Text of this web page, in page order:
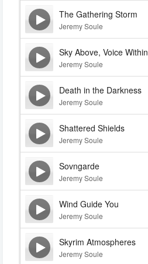
The Gathering Storm
Jeremy Soule
Sky Above, Voice Within
Jeremy Soule
Death in the Darkness
Jeremy Soule
Shattered Shields
Jeremy Soule
Sovngarde
Jeremy Soule
Wind Guide You
Jeremy Soule
Skyrim Atmospheres
Jeremy Soule